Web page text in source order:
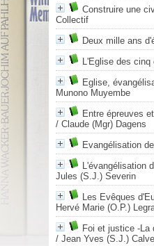
Construire une
Collectif
Deux mille ans
L'Eglise des cinq
Eglise,
Munono Muyembe
Entre épreuves
/ Claude (Mgr) Dagens
Evangélisation
L'évangélisation
Jules (S.J.) Severin
Les Evêques
Hervé Marie (O.P.)
Foi et justice -La
/ Jean Yves (S.J.)